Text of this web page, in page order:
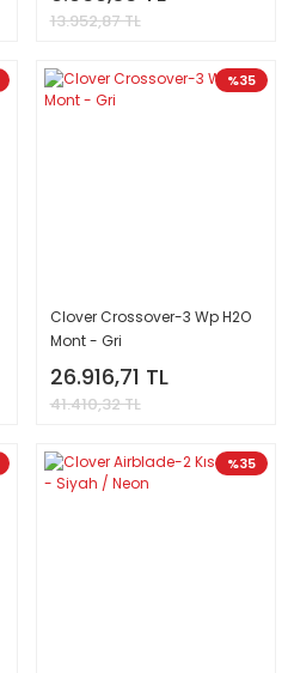
13.952,87 TL
%35
Clover Crossover-3 Wp H2O
Mont - Gri
26.916,71 TL
41.410,32 TL
%35